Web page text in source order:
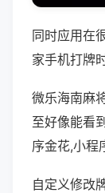
同时应用在
家手机打牌
微乐海南麻
至好像能看
序金花,小程
自定义修改